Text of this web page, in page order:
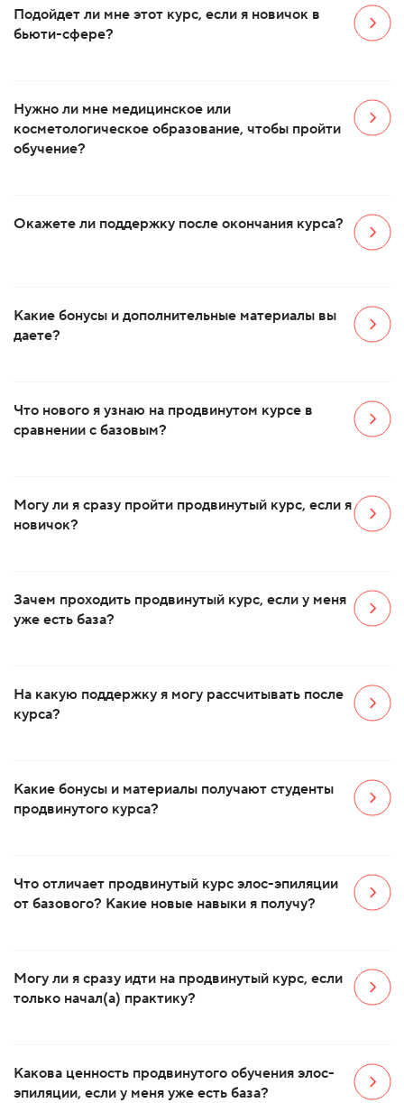
Подойдет ли мне этот курс, если я новичок в
бьюти-сфере?
Нужно ли мне медицинское или
косметологическое образование, чтобы пройти
обучение?
Окажете ли поддержку после окончания курса?
Какие бонусы и дополнительные материалы вы
даете?
Что нового я узнаю на продвинутом курсе в
сравнении с базовым?
Могу ли я сразу пройти продвинутый курс, если я
новичок?
Зачем проходить продвинутый курс, если у меня
уже есть база?
На какую поддержку я могу рассчитывать после
курса?
Какие бонусы и материалы получают студенты
продвинутого курса?
Что отличает продвинутый курс элос-эпиляции
от базового? Какие новые навыки я получу?
Могу ли я сразу идти на продвинутый курс, если
только начал(а) практику?
Какова ценность продвинутого обучения элос-
эпиляции, если у меня уже есть база?